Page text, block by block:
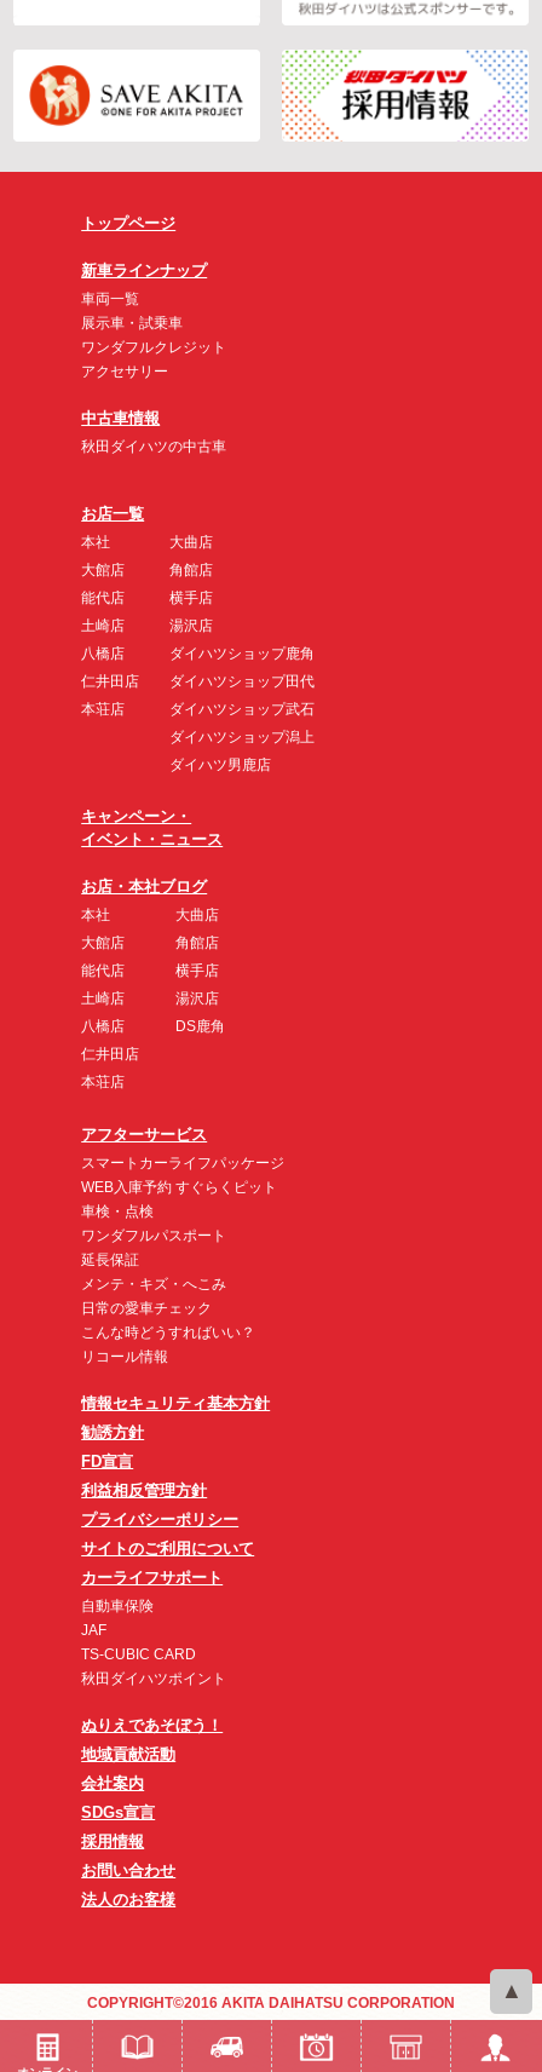
トップページ
新車ラインナップ
車両一覧
展示車・試乗車
ワンダフルクレジット
アクセサリー
中古車情報
秋田ダイハツの中古車
お店一覧
本社
大館店
能代店
土崎店
八橋店
仁井田店
本荘店
大曲店
角館店
横手店
湯沢店
ダイハツショップ鹿角
ダイハツショップ田代
ダイハツショップ武石
ダイハツショップ潟上
ダイハツ男鹿店
キャンペーン・
イベント・ニュース
お店・本社ブログ
本社
大館店
能代店
土崎店
八橋店
仁井田店
本荘店
大曲店
角館店
横手店
湯沢店
DS鹿角
アフターサービス
スマートカーライフパッケージ
WEB入庫予約 すぐらくピット
車検・点検
ワンダフルパスポート
延長保証
メンテ・キズ・へこみ
日常の愛車チェック
こんな時どうすればいい？
リコール情報
情報セキュリティ基本方針
勧誘方針
FD宣言
利益相反管理方針
プライバシーポリシー
サイトのご利用について
カーライフサポート
自動車保険
JAF
TS-CUBIC CARD
秋田ダイハツポイント
ぬりえであそぼう！
地域貢献活動
会社案内
SDGs宣言
採用情報
お問い合わせ
法人のお客様
COPYRIGHT©2016 AKITA DAIHATSU CORPORATION